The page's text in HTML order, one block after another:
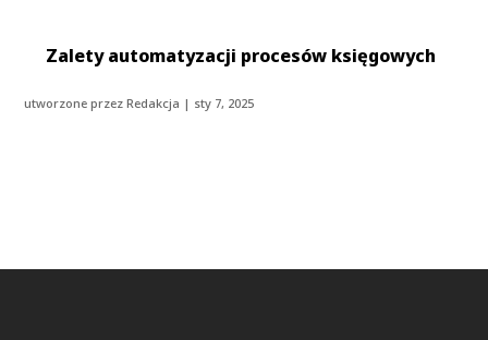
Zalety automatyzacji procesów księgowych
utworzone przezRedakcja | sty 7, 2025